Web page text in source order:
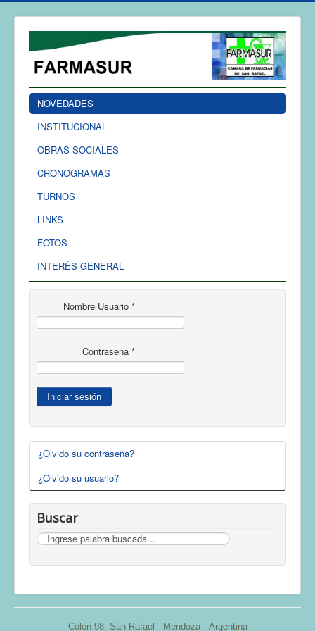
NOVEDADES
INSTITUCIONAL
OBRAS SOCIALES
CRONOGRAMAS
TURNOS
LINKS
FOTOS
INTERÉS GENERAL
Nombre Usuario *
Contraseña *
Iniciar sesión
¿Olvido su contraseña?
¿Olvido su usuario?
Buscar
Buscar
Colón 98, San Rafael - Mendoza - Argentina